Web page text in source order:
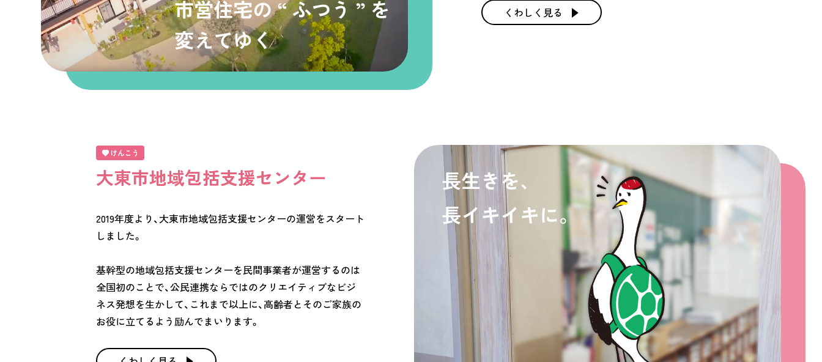
くわしく見る
大東市地域包括支援センター
2019年度より、大東市地域包括支援センターの運営をスタート
しました。
基幹型の地域包括支援センターを民間事業者が運営するのは
全国初のことで、公民連携ならではのクリエイティブなビジ
ネス発想を生かして、これまで以上に、高齢者とそのご家族の
お役に立てるよう励んでまいります。